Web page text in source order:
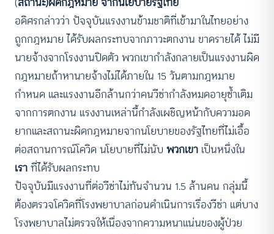
อดิศรกล่าวว่า ปัจจุบันแรงงานข้ามชาติที่เข้ามาในไทยอย่าง
ถูกกฎหมาย ได้รับผลกระทบจากภาวะตกงาน ขาดรายได้ ไม่มี
นายจ้างจากโรงงานปิดตัว พวกเขากำลังกลายเป็นแรงงานผิด
กฎหมายถ้าหานายจ้างไม่ได้ภายใน 15 วันตามกฎหมาย
กำหนด และแรงงานอีกล้านกว่าคนวีซ่ากำลังหมดอายุซ้ำเติม
จากการตกงาน แรงงานเหล่านี้กำลังเผชิญหน้ากับความอด
ยากและสถานะผิดกฎหมายจากนโยบายของรัฐไทยที่ไม่เอื้อ
ต่อสถานการณ์โควิด นโยบายที่ไม่นับ พวกเขา เป็นหนึ่งใน
เราที่ได้รับผลกระทบ
ปัจจุบันมีแรงงานที่ต่อวีซ่าไม่ทันจำนวน 1.5 ล้านคน กลุ่มนี้
ต้องตรวจโควิดที่โรงพยาบาลก่อนดำเนินการเรื่องวีซ่า แต่บาง
โรงพยาบาลไม่ตรวจให้เนื่องจากความหนาแน่นของผู้ป่วย